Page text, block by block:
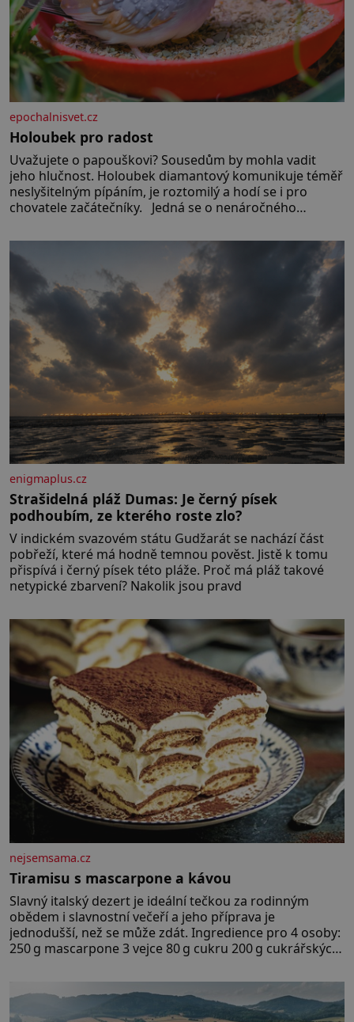
epochalnisvet.cz
Holoubek pro radost
Uvažujete o papouškovi? Sousedům by mohla vadit
jeho hlučnost. Holoubek diamantový komunikuje téměř
neslyšitelným pípáním, je roztomilý a hodí se i pro
chovatele začátečníky. Jedná se o nenáročného
času tráví na zemi, kde sbírá zbytky semínek Jeho
domovinou je prakticky celá Austrálie s výjimkou
pobřežní oblasti.
enigmaplus.cz
Strašidelná pláž Dumas: Je černý písek
podhoubím, ze kterého roste zlo?
V indickém svazovém státu Gudžarát se nachází část
pobřeží, které má hodně temnou pověst. Jistě k tomu
přispívá i černý písek této pláže. Proč má pláž takové
netypické zbarvení? Nakolik jsou pravd
nejsemsama.cz
Tiramisu s mascarpone a kávou
Slavný italský dezert je ideální tečkou za rodinným
obědem i slavnostní večeří a jeho příprava je
jednodušší, než se může zdát. Ingredience pro 4 osoby:
250 g mascarpone 3 vejce 80 g cukru 200 g cukrářských
posypání Postup: Oddělte žloutky od bílků. Žloutky
vyšlehejte s cukrem do světlé pěny a postupně do nich
vmíchejte mascarpone, aby vznikl hladký